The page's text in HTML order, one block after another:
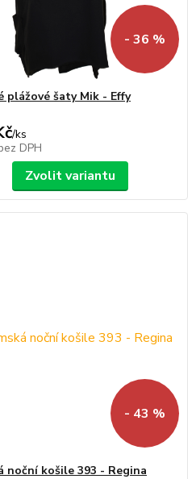
- 36 %
plážové šaty Mik - Effy
/ks
DPH
Zvolit variantu
- 43 %
noční košile 393 - Regina